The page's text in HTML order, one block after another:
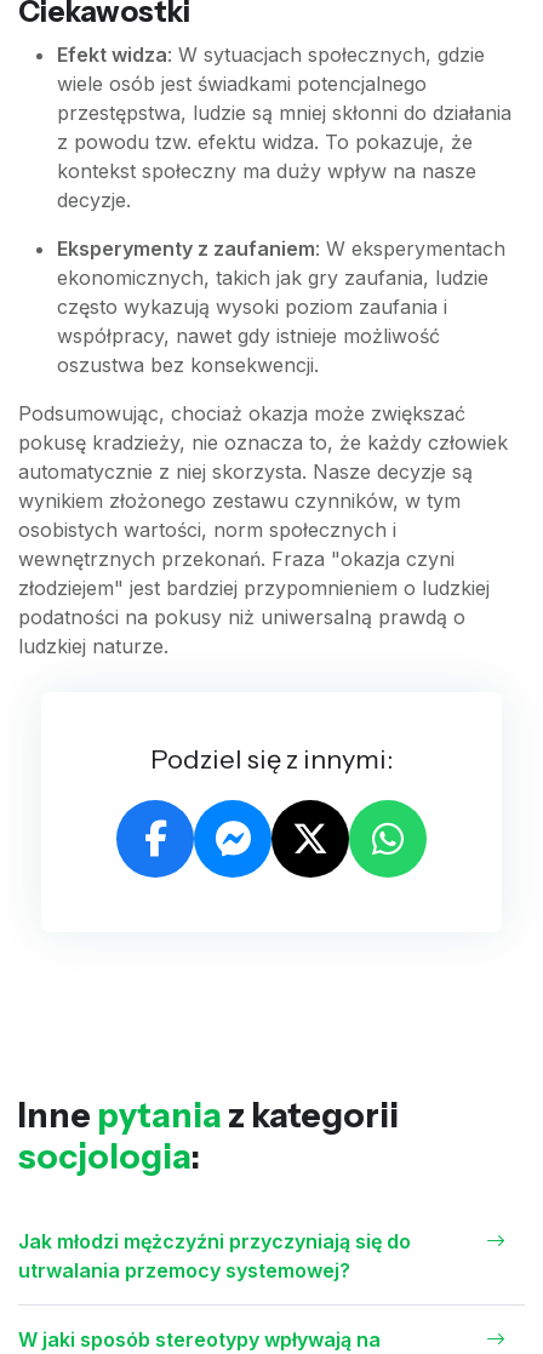
Ciekawostki
Efekt widza: W sytuacjach społecznych, gdzie
wiele osób jest świadkami potencjalnego
przestępstwa, ludzie są mniej skłonni do działania
z powodu tzw. efektu widza. To pokazuje, że
kontekst społeczny ma duży wpływ na nasze
decyzje.
Eksperymenty z zaufaniem: W eksperymentach
ekonomicznych, takich jak gry zaufania, ludzie
często wykazują wysoki poziom zaufania i
współpracy, nawet gdy istnieje możliwość
oszustwa bez konsekwencji.
Podsumowując, chociaż okazja może zwiększać
pokusę kradzieży, nie oznacza to, że każdy człowiek
automatycznie z niej skorzysta. Nasze decyzje są
wynikiem złożonego zestawu czynników, w tym
osobistych wartości, norm społecznych i
wewnętrznych przekonań. Fraza "okazja czyni
złodziejem" jest bardziej przypomnieniem o ludzkiej
podatności na pokusy niż uniwersalną prawdą o
ludzkiej naturze.
Podziel się z innymi:
Inne pytania z kategorii
socjologia:
Jak młodzi mężczyźni przyczyniają się do
utrwalania przemocy systemowej?
W jaki sposób stereotypy wpływają na